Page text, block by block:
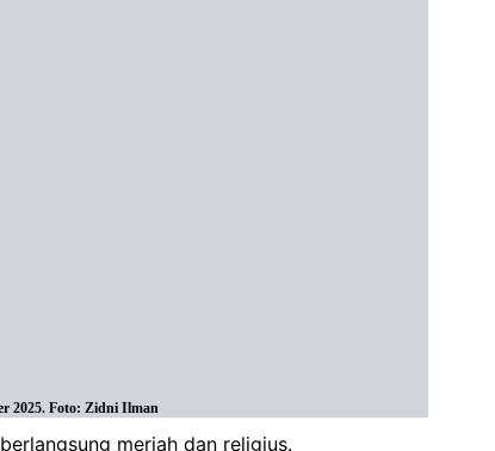
2025. Foto: Zidni Ilman
meriah dan religius.